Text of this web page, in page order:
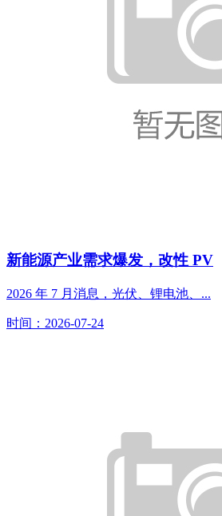
新能源产业需求爆发，改性 PV
2026 年 7 月消息，光伏、锂电池、...
时间：2026-07-24